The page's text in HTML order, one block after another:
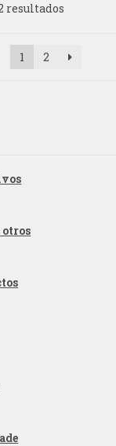
resultados
1 2
otros